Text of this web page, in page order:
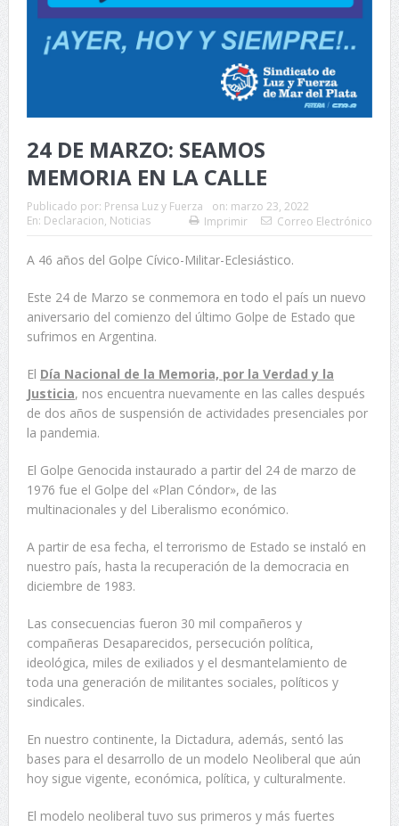
24 DE MARZO: SEAMOS
MEMORIA EN LA CALLE
Publicado por: Prensa Luz y Fuerza on: marzo 23, 2022
En: Declaracion, Noticias Imprimir Correo Electrónico
A 46 años del Golpe Cívico-Militar-Eclesiástico.
Este 24 de Marzo se conmemora en todo el país un nuevo
aniversario del comienzo del último Golpe de Estado que
sufrimos en Argentina.
El Día Nacional de la Memoria, por la Verdad y la
Justicia, nos encuentra nuevamente en las calles después
de dos años de suspensión de actividades presenciales por
la pandemia.
El Golpe Genocida instaurado a partir del 24 de marzo de
1976 fue el Golpe del «Plan Cóndor», de las
multinacionales y del Liberalismo económico.
A partir de esa fecha, el terrorismo de Estado se instaló en
nuestro país, hasta la recuperación de la democracia en
diciembre de 1983.
Las consecuencias fueron 30 mil compañeros y
compañeras Desaparecidos, persecución política,
ideológica, miles de exiliados y el desmantelamiento de
toda una generación de militantes sociales, políticos y
sindicales.
En nuestro continente, la Dictadura, además, sentó las
bases para el desarrollo de un modelo Neoliberal que aún
hoy sigue vigente, económica, política, y culturalmente.
El modelo neoliberal tuvo sus primeros y más fuertes